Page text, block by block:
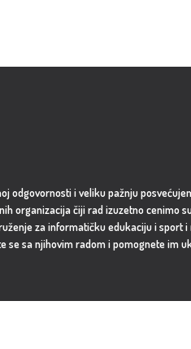
odgovornosti i veliku pažnju
organizacija čiji rad izuzetno cenimo
za informatičku edukaciju i sport i
se sa njihovim radom i pomognete im